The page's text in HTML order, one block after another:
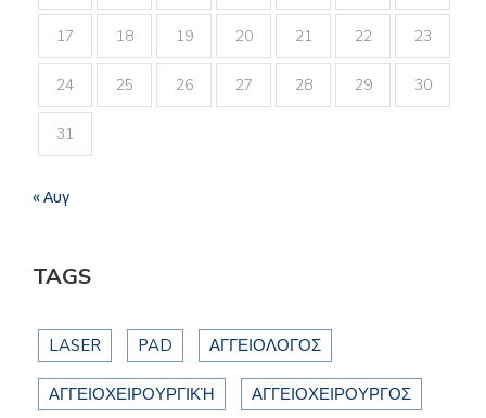
17 18 19 20 21 22 23
24 25 26 27 28 29 30
31
« Αυγ
TAGS
LASER PAD ΑΓΓΕΙΟΛΟΓΟΣ
ΑΓΓΕΙΟΧΕΙΡΟΥΡΓΙΚΉ ΑΓΓΕΙΟΧΕΙΡΟΥΡΓΟΣ